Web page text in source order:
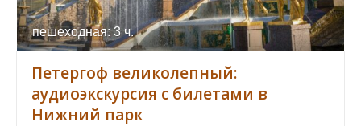
пешеходная: 3 ч.
Петергоф великолепный:
аудиоэкскурсия с билетами в
Нижний парк